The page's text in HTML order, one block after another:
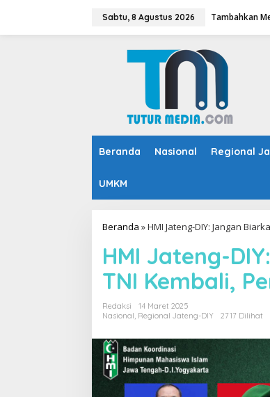
Sabtu, 8 Agustus 2026 Tambahkan
Beranda Nasional Regional
UMKM
Beranda »HMI Jateng-DIY: Jangan
HMI Jateng-
TNI Kembali,
Redaksi
14 Maret 2025
Nasional, Regional Jateng-DIY 2717 Dilihat